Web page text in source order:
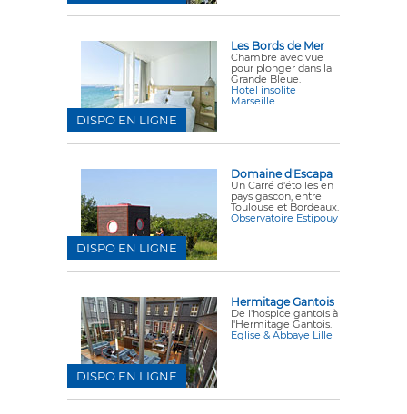
Les Bords de Mer
Chambre avec vue
pour plonger dans la
Grande Bleue.
Hotel insolite
Marseille
DISPO EN LIGNE
Domaine d'Escapa
Un Carré d'étoiles en
pays gascon, entre
Toulouse et Bordeaux.
Observatoire Estipouy
DISPO EN LIGNE
Hermitage Gantois
De l'hospice gantois à
l'Hermitage Gantois.
Eglise & Abbaye Lille
DISPO EN LIGNE